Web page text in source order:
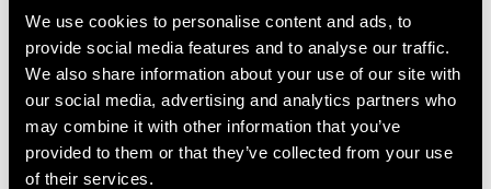
We use cookies to personalise content and ads, to
provide social media features and to analyse our traffic.
We also share information about your use of our site with
our social media, advertising and analytics partners who
may combine it with other information that you’ve
provided to them or that they’ve collected from your use
of their services.
Kyokushin BJJ